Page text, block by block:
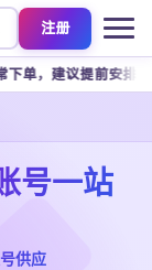
注册
安排余额充值。
号一站
供应